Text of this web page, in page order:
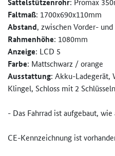
Faltmaß: 1700x690x110mm
Abstand, zwischen Vorder-
Rahmenhöhe: 1080mm
Anzeige: LCD 5
Farbe: Mattschwarz / orange
Ausstattung: Akku-Ladegerät,
Klingel, Schloss mit 2
- Das Fahrrad ist aufgebaut,
CE-Kennzeichnung ist